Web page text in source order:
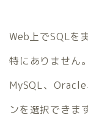
Web上でSQLを
特にありません。
MySQL、
ンを選択できます